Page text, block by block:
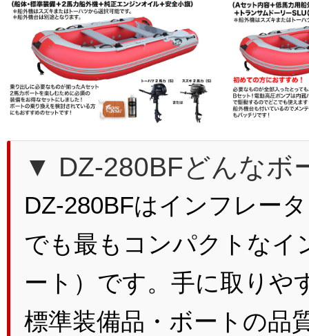
▼ DZ-280BFどんなボ
DZ-280BFはインフレー
でも最もコンパクトなイ
ート）です。手に取りや
標準装備品・ボートの品